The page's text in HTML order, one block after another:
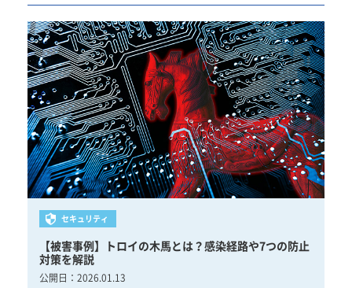
セキュリティ
【被害事例】トロイの木馬とは？感染経路や7つの防止
対策を解説
公開日： 2026.01.13